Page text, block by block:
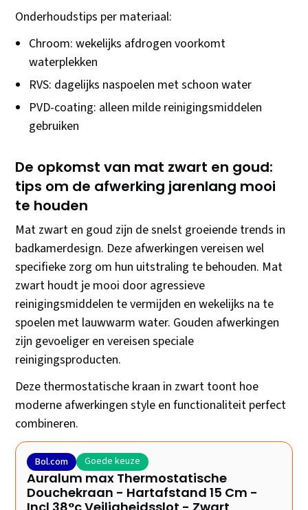
Onderhoudstips per materiaal:
Chroom: wekelijks afdrogen voorkomt
waterplekken
RVS: dagelijks naspoelen met schoon water
PVD-coating: alleen milde reinigingsmiddelen
gebruiken
De opkomst van mat zwart en goud:
tips om de afwerking jarenlang mooi
te houden
Mat zwart en goud zijn de snelst groeiende trends in
badkamerdesign. Deze afwerkingen vereisen wel
specifieke zorg om hun uitstraling te behouden. Mat
zwart houdt je mooi door agressieve
reinigingsmiddelen te vermijden en wekelijks na te
spoelen met lauwwarm water. Gouden afwerkingen
zijn gevoeliger en vereisen speciale
reinigingsproducten.
Deze thermostatische kraan in zwart toont hoe
moderne afwerkingen style en functionaliteit perfect
combineren.
Bol.com Goede keuze
Auralum max Thermostatische
Douchekraan - Hartafstand 15 Cm -